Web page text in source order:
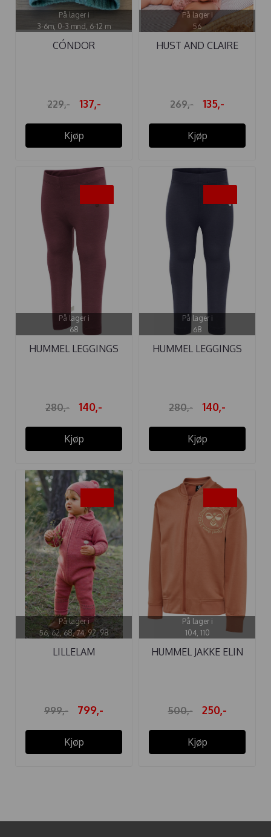
På lager i
3-6m, 0-3 mnd, 6-12 m
CÓNDOR
229,- 137,-
Kjøp
På lager i
56
HUST AND CLAIRE
269,- 135,-
Kjøp
På lager i
68
HUMMEL LEGGINGS
280,- 140,-
Kjøp
På lager i
68
HUMMEL LEGGINGS
280,- 140,-
Kjøp
På lager i
56, 62, 68, 74, 92, 98
LILLELAM
999,- 799,-
Kjøp
På lager i
104, 110
HUMMEL JAKKE ELIN
500,- 250,-
Kjøp